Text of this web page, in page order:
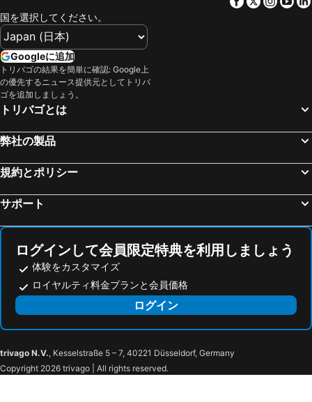
カラ フェレーラ, luxury hotels
サンタニー, luxury hotels
アルタ, luxury hotels
Binissalem, luxury hotels
セス・サリネス, luxury hotels
Sa Pobla, luxury hotels
モントゥィリィ, luxury hotels
Binibona, luxury hotels
Alaró, luxury hotels
フェラニチ, luxury hotels
国を選択してください。
Googleに追加
トリバゴの結果を簡単に確認: Google上
の優先するニュース提供元としてトリバ
ゴを追加しましょう。
トリバゴとは
弊社の製品
規約とポリシー
サポート
ログインして会員限定特典を利用しましょう
体験をカスタマイズ
ロイヤルティ料金プランと会員価格
ログイン
trivago N.V., Kesselstraße 5 – 7, 40221 Düsseldorf, Germany
Copyright 2026 trivago | All rights reserved.